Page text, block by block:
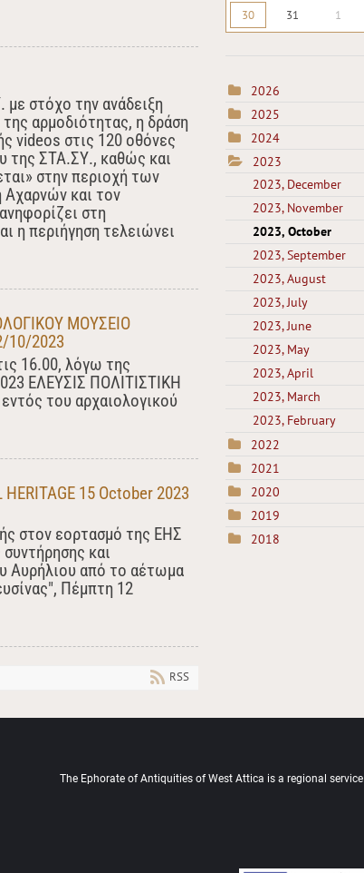
στόχο την ανάδειξη
αρμοδιότητας, η δράση
videos στις 120 οθόνες
της ΣΤΑ.ΣΥ., καθώς και
στην περιοχή των
Αχαρνών και τον
στη
η περιήγηση τελειώνει
ΜΟΥΣΕΙΟ
10/2023
16.00, λόγω της
ΕΛΕΥΣΙΣ ΠΟΛΙΤΙΣΤΙΚΗ
του αρχαιολογικού
HERITAGE 15 October 2023
στον εορτασμό της ΕΗΣ
και
Αυρήλιου από το αέτωμα
Πέμπτη 12
RSS
30 31 1
2026
2025
2024
2023
2023, December
2023, November
2023, October
2023, September
2023, August
2023, July
2023, June
2023, May
2023, April
2023, March
2023, February
2022
2021
2020
2019
2018
The Ephorate of Antiquities of West Attica is a regional